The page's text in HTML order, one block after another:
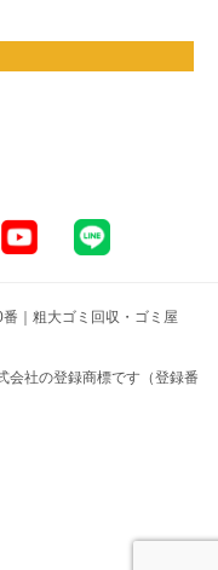
｜粗大ゴミ回収・ゴミ屋
会社の登録商標です（登録番